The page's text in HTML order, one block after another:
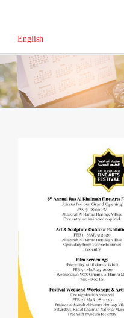
English